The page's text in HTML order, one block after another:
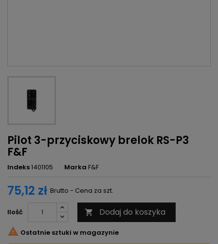
Pilot 3-przyciskowy brelok RS-P3
F&F
Indeks1401105 Marka F&F
75,12 zł Brutto - Cena za szt.
Ilość  Dodaj do koszyka
 Ostatnie sztuki w magazynie